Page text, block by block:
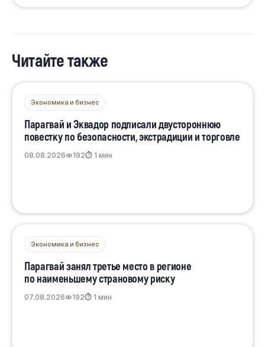
Читайте также
Экономика и бизнес
Парагвай и Эквадор подписали двустороннюю
повестку по безопасности, экстрадиции и торговле
08.08.2026 192⏱ 1 мин
Экономика и бизнес
Парагвай занял третье место в регионе
по наименьшему страновому риску
07.08.2026 192⏱ 1 мин